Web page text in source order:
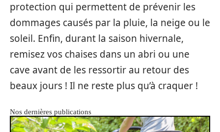
protection qui permettent de prévenir les
dommages causés par la pluie, la neige ou le
soleil. Enfin, durant la saison hivernale,
remisez vos chaises dans un abri ou une
cave avant de les ressortir au retour des
beaux jours ! Il ne reste plus qu’à craquer !
Nos dernières publications